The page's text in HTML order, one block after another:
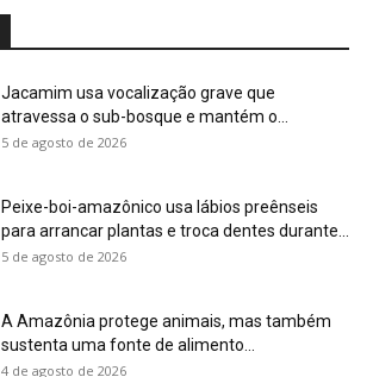
Você pode olhar para uma floresta e não
4 de agosto de 2026
4 de agosto de 2026